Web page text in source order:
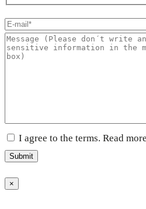
I agree to the terms. Read more
×